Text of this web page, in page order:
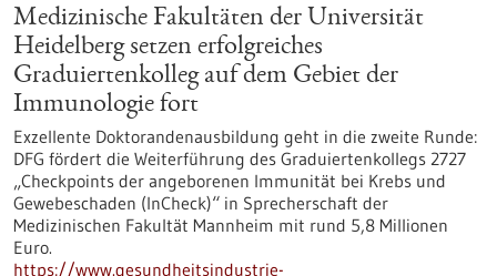
Medizinische Fakultäten der Universität
Heidelberg setzen erfolgreiches
Graduiertenkolleg auf dem Gebiet der
Immunologie fort
Exzellente Doktorandenausbildung geht in die zweite Runde:
DFG fördert die Weiterführung des Graduiertenkollegs 2727
„Checkpoints der angeborenen Immunität bei Krebs und
Gewebeschaden (InCheck)“ in Sprecherschaft der
Medizinischen Fakultät Mannheim mit rund 5,8 Millionen
Euro.
https://www.gesundheitsindustrie-